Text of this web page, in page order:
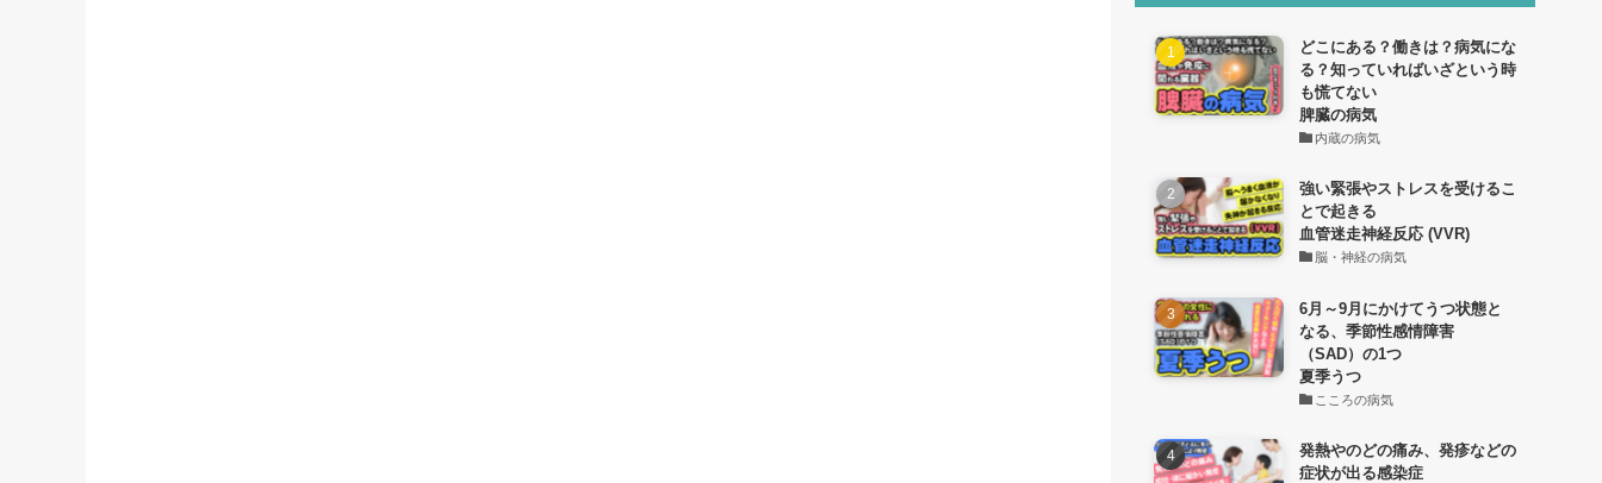
どこにある？働きは？病気にな
る？知っていればいざという時
も慌てない
脾臓の病気
内蔵の病気
強い緊張やストレスを受けるこ
とで起きる
血管迷走神経反応 (VVR)
脳・神経の病気
6月～9月にかけてうつ状態と
なる、季節性感情障害
（SAD）の1つ
夏季うつ
こころの病気
発熱やのどの痛み、発疹などの
症状が出る感染症